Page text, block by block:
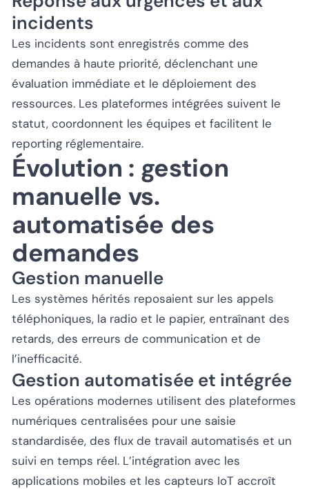
incidents
Les incidents sont enregistrés comme des
demandes à haute priorité, déclenchant une
évaluation immédiate et le déploiement des
ressources. Les plateformes intégrées suivent le
statut, coordonnent les équipes et facilitent le
reporting réglementaire.
Évolution : gestion
manuelle vs.
automatisée des
demandes
Gestion manuelle
Les systèmes hérités reposaient sur les appels
téléphoniques, la radio et le papier, entraînant des
retards, des erreurs de communication et de
l’inefficacité.
Gestion automatisée et intégrée
Les opérations modernes utilisent des plateformes
numériques centralisées pour une saisie
standardisée, des flux de travail automatisés et un
suivi en temps réel. L’intégration avec les
applications mobiles et les capteurs IoT accroît